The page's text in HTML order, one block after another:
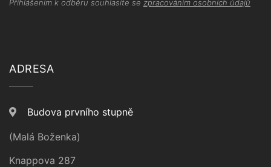
Přihlášením k odběru souhlasíte se zpracováním osobních údajů
ADRESA
Budova prvního stupně
(Malá Boženka)
Knappova 287